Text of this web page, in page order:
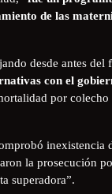
de las
desde antes del
con el
por
la prosecución
superadora”.